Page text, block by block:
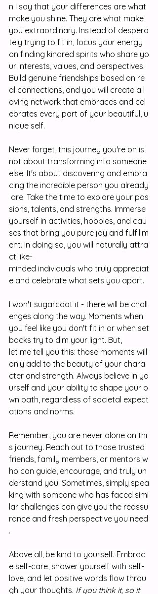
n I say that your differences are what
make you shine. They are what make
you extraordinary. Instead of despera
tely trying to fit in, focus your energy
on finding kindred spirits who share yo
ur interests, values, and perspectives.
Build genuine friendships based on re
al connections, and you will create a l
oving network that embraces and cel
ebrates every part of your beautiful, u
nique self.
Never forget, this journey you're on is
not about transforming into someone
else. It's about discovering and embra
cing the incredible person you already
are. Take the time to explore your pas
sions, talents, and strengths. Immerse
yourself in activities, hobbies, and cau
ses that bring you pure joy and fulfillm
ent. In doing so, you will naturally attra
ct like-
minded individuals who truly appreciat
e and celebrate what sets you apart.
I won't sugarcoat it - there will be chall
enges along the way. Moments when
you feel like you don't fit in or when set
backs try to dim your light. But,
let me tell you this: those moments will
only add to the beauty of your chara
cter and strength. Always believe in yo
urself and your ability to shape your o
wn path, regardless of societal expect
ations and norms.
Remember, you are never alone on thi
s journey. Reach out to those trusted
friends, family members, or mentors w
ho can guide, encourage, and truly un
derstand you. Sometimes, simply spea
king with someone who has faced simi
lar challenges can give you the reassu
rance and fresh perspective you need
.
Above all, be kind to yourself. Embrac
e self-care, shower yourself with self-
love, and let positive words flow throu
gh your thoughts. If you think it, so it